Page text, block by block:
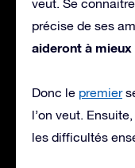
veut. Se
précise de ses
aideront à mieux
Donc le premier
l’on veut.
les difficultés